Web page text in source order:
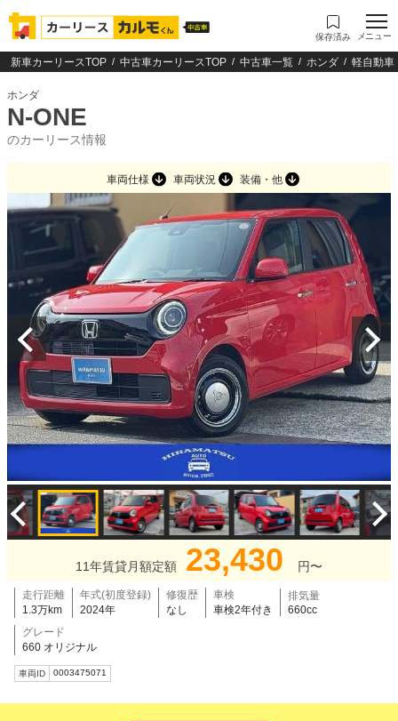
保存済み メニュー
新車カーリースTOP 中古車カーリースTOP 中古車一覧 ホンダ 軽自動車
ホンダ
N-ONE
のカーリース情報
車両仕様 車両状況 装備・他
11年賃貸月額定額 23,430 円〜
走行距離
1.3万km
年式(初度登録)
2024年
修復歴
なし
車検
車検2年付き
排気量
660cc
グレード
660 オリジナル
車両ID 0003475071